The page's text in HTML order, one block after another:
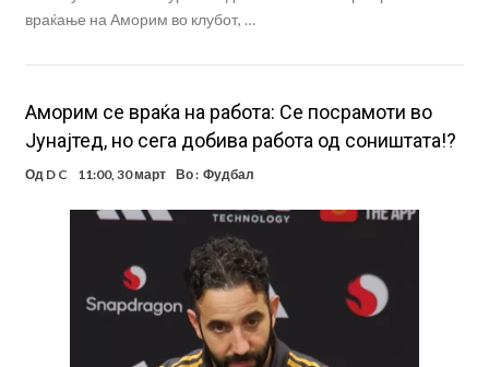
враќање на Аморим во клубот, …
Аморим се враќа на работа: Се посрамоти во
Јунајтед, но сега добива работа од соништата!?
Од D C 11:00, 30 март Во : Фудбал